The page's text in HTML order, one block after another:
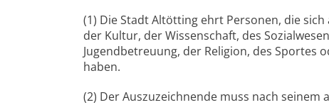
(1) Die Stadt Altötting ehrt Personen, die
der Kultur, der Wissenschaft, des
Jugendbetreuung, der Religion, des Sportes
haben.
(2) Der Auszuzeichnende muss nach